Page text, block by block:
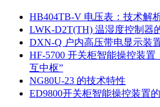
HB404TB-V 电压表：技术解
LWK‑D2T(TH) 温湿度控制器
DXN‑Q 户内高压带电显示装
HF-5700 开关柜智能操控装
互中枢”
NG80U-23 的技术特性
ED9800开关柜智能操控装置